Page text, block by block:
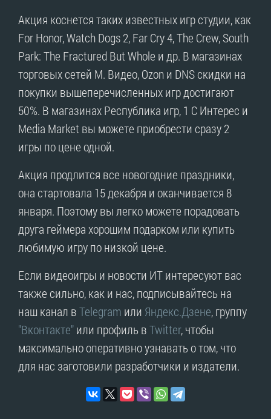
Акция коснется таких известных игр студии, как
For Honor, Watch Dogs 2, Far Cry 4, The Crew, South
Park: The Fractured But Whole и др. В магазинах
торговых сетей М. Видео, Ozon и DNS скидки на
покупки вышеперечисленных игр достигают
50%. В магазинах Республика игр, 1 С Интерес и
Media Market вы можете приобрести сразу 2
игры по цене одной.
Акция продлится все новогодние праздники,
она стартовала 15 декабря и оканчивается 8
января. Поэтому вы легко можете порадовать
друга геймера хорошим подарком или купить
любимую игру по низкой цене.
Если видеоигры и новости ИТ интересуют вас
также сильно, как и нас, подписывайтесь на
наш канал вTelegram или Яндекс.Дзене, группу
"Вконтакте"или профиль вTwitter, чтобы
максимально оперативно узнавать о том, что
для нас заготовили разработчики и издатели.